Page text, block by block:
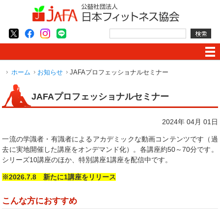
ホーム お知らせ JAFAプロフェッショナルセミナー
JAFAプロフェッショナルセミナー
2024年 04月 01日
一流の学識者・有識者によるアカデミックな動画コンテンツです（過
去に実地開催した講座をオンデマンド化）。各講座約50～70分です。
シリーズ10講座のほか、特別講座1講座を配信中です。
※2026.7.8 新たに1講座をリリース
こんな方におすすめ